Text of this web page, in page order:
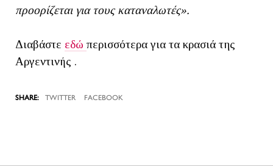
προορίζεται για τους καταναλωτές».
Διαβάστε εδώ περισσότερα για τα κρασιά της
Αργεντινής .
TWITTER FACEBOOK